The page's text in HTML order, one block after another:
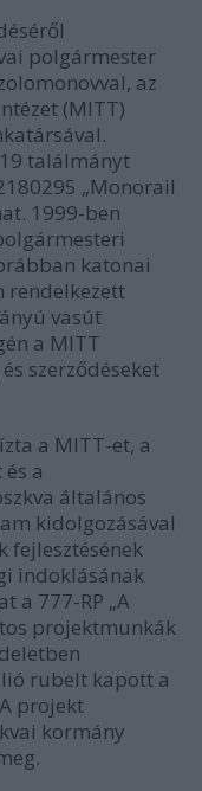
polgármester
az
(MITT)
19 találmányt
„Monorail
1999-ben
katonai
rendelkezett
vasút
a MITT
szerződéseket
a MITT-et, a
a
általános
kidolgozásával
fejlesztésének
indoklásának
a 777-RP „A
projektmunkák
rubelt kapott a
projekt
kormány